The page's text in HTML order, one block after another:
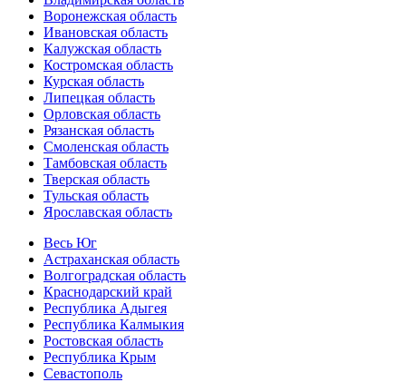
Воронежская область
Ивановская область
Калужская область
Костромская область
Курская область
Липецкая область
Орловская область
Рязанская область
Смоленская область
Тамбовская область
Тверская область
Тульская область
Ярославская область
Весь Юг
Астраханская область
Волгоградская область
Краснодарский край
Республика Адыгея
Республика Калмыкия
Ростовская область
Республика Крым
Севастополь